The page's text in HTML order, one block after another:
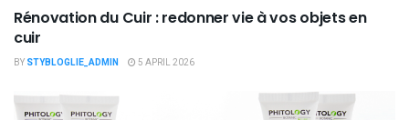
Rénovation du Cuir : redonner vie à vos objets en
cuir
BY STYBLOGLIE_ADMIN 5 APRIL 2026